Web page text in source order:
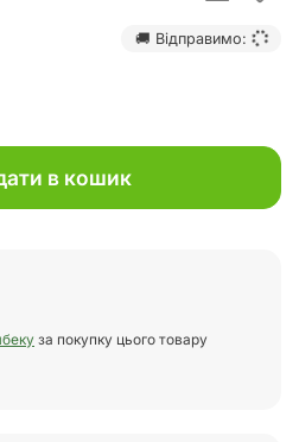
🚚 Відправимо:
в кошик
за покупку цього товару